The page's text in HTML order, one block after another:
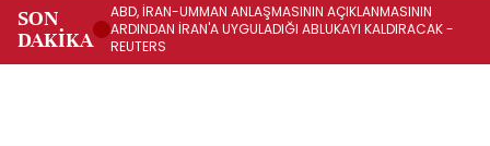
SON
DAKİKA
ABD, İRAN-UMMAN ANLAŞMASININ AÇIKLANMASININ
ARDINDAN İRAN'A UYGULADIĞI ABLUKAYI KALDIRACAK -
REUTERS